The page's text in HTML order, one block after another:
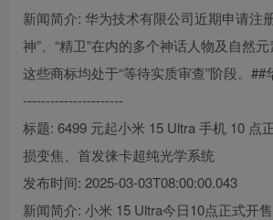
新闻简介: 华为技术有限公司近期申请注
神”、“精卫”在内的多个神话人物及自然
这些商标均处于“等待实质审查”阶段。##
----------------------
标题: 6499 元起小米 15 Ultra 手机 10 点
损变焦、首发徕卡超纯光学系统
发布时间: 2025-03-03T08:00:00.043
新闻简介: 小米 15 Ultra今日10点正式开